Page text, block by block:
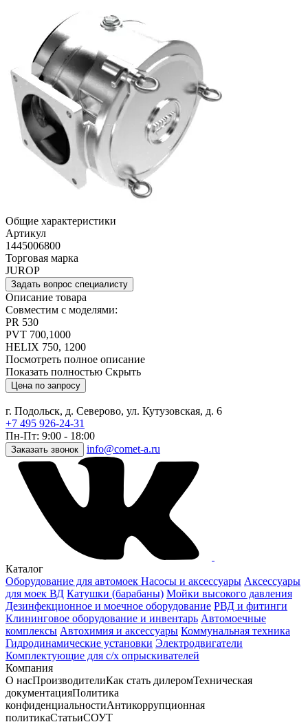
Общие характеристики
Артикул
1445006800
Торговая марка
JUROP
Задать вопрос специалисту
Описание товара
Совместим с моделями:
PR 530
PVT 700,1000
HELIX 750, 1200
Посмотреть полное описание
Показать полностью Скрыть
Цена по запросу
г. Подольск, д. Северово, ул. Кутузовская, д. 6
+7 495 926-24-31
Пн-Пт: 9:00 - 18:00
Заказать звонок info@comet-a.ru
Каталог
Оборудование для автомоек Насосы и аксессуары Аксессуары
для моек ВД Катушки (барабаны) Мойки высокого давления
Дезинфекционное и моечное оборудование РВД и фитинги
Клининговое оборудование и инвентарь Автомоечные
комплексы Автохимия и аксессуары Коммунальная техника
Гидродинамические установки Электродвигатели
Комплектующие для с/х опрыскивателей
Компания
О насПроизводителиКак стать дилеромТехническая
документацияПолитика
конфиденциальностиАнтикоррупционная
политикаСтатьиСОУТ